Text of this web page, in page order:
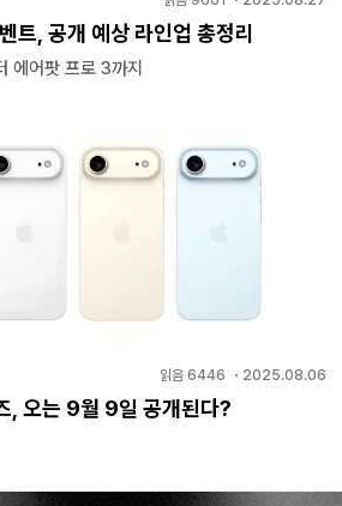
, 공개 예상 라인업 총정리
에어팟 프로 3까지
읽음 6446 ・ 2025.08.06
, 오는 9월 9일 공개된다?